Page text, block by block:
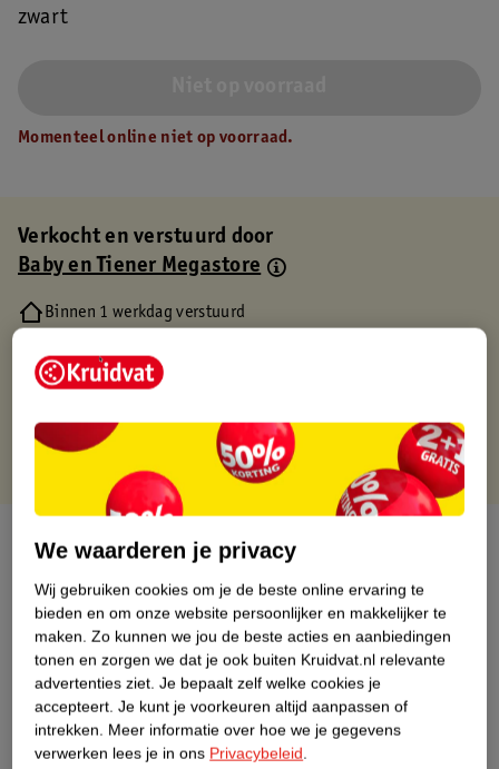
zwart
Momenteel online niet op voorraad.
Verkocht en verstuurd door
Baby en Tiener Megastore
Binnen 1 werkdag verstuurd
Gratis retourneren via verkooppartner.
Gratis punten met je Kruidvat kaart
Over dit product
Productinformatie
Nature Impact Score
Dit product heeft (nog) geen Nature
Impact Score.
Meer informatie
We waarderen je privacy
Wij gebruiken cookies om je de beste online ervaring te
bieden en om onze website persoonlijker en makkelijker te
maken. Zo kunnen we jou de beste acties en aanbiedingen
tonen en zorgen we dat je ook buiten Kruidvat.nl relevante
advertenties ziet. Je bepaalt zelf welke cookies je
accepteert. Je kunt je voorkeuren altijd aanpassen of
intrekken. Meer informatie over hoe we je gegevens
verwerken lees je in ons Privacybeleid.